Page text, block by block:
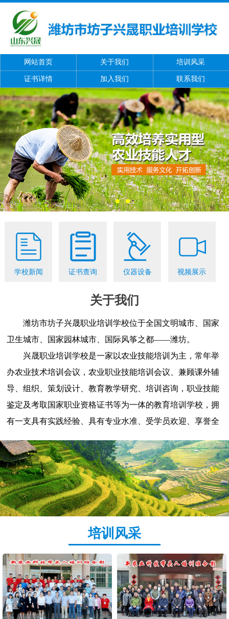
网站首页 关于我们 培训风采
证书详情 加入我们 联系我们
1 2
学校新闻 证书查询 仪器设备 视频展示
关于我们
潍坊市坊子兴晟职业培训学校位于全国文明城市、国家
卫生城市、国家园林城市、国际风筝之都——潍坊。
兴晟职业培训学校是一家以农业技能培训为主，常年举
办农业技术培训会议，农业职业技能培训会议、兼顾课外辅
导、组织、策划设计、教育教学研究、培训咨询，职业技能
鉴定及考取国家职业资格证书等为一体的教育培训学校，拥
有一支具有实践经验、具有专业水准、受学员欢迎、享誉全
培训风采